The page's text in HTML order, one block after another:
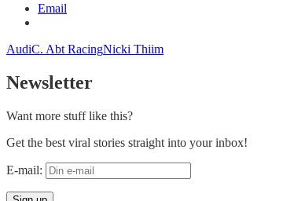
Email
AudiC. Abt RacingNicki Thiim
Newsletter
Want more stuff like this?
Get the best viral stories straight into your inbox!
E-mail: